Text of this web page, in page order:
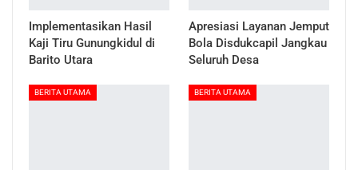
Implementasikan Hasil
Kaji Tiru Gunungkidul di
Barito Utara
Apresiasi Layanan Jemput
Bola Disdukcapil Jangkau
Seluruh Desa
BERITA UTAMA BERITA UTAMA